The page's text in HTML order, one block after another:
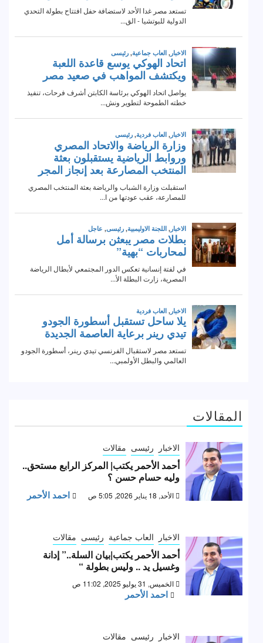
المقالات
الاخبار رئيسى مقالات
أحمد الأحمر يكتب| المركز الرابع مستحق..
وليه حسام حسن ؟
الأحد, 18 يناير 2026, 5:05 ص احمد الأحمر
الاخبار العاب جماعية رئيسى مقالات
أحمد الأحمر يكتب|بيان السلة..” إدانة
وغسيل يد .. وليس بطولة “
الخميس, 31 يوليو 2025, 11:02 ص
احمد الأحمر
الاخبار رئيسى مقالات